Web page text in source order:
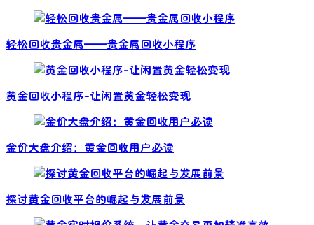
轻松回收贵金属——贵金属回收小程序
黄金回收小程序-让闲置黄金轻松变现
金价大盘介绍：黄金回收用户必读
探讨黄金回收平台的崛起与发展前景